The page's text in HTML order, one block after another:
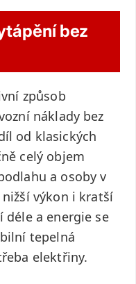
bez
způsob
náklady bez
od klasických
celý objem
a osoby v
výkon i kratší
déle a energie se
tepelná
elektřiny.